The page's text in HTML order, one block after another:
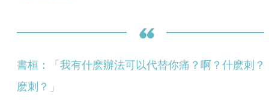
書桓：「我有什麽辦法可以代替你痛？啊？什麽刺？
麽刺？」